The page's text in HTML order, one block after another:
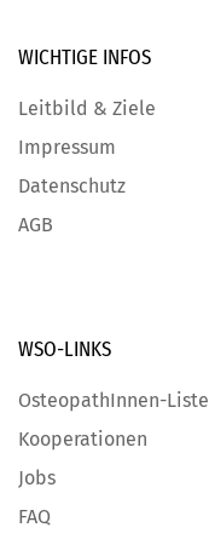
WICHTIGE INFOS
Leitbild & Ziele
Impressum
Datenschutz
AGB
WSO-LINKS
OsteopathInnen-Liste
Kooperationen
Jobs
FAQ